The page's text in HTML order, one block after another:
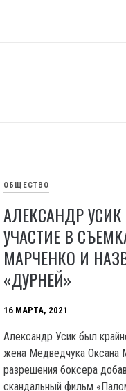
ОБЩЕСТВО
АЛЕКСАНДР
УЧАСТИЕ В
МАРЧЕНКО И
«ДУРНЕЙ»
16 МАРТА, 2021
Александр Усик был
жена Медведчука Оксана
разрешения боксера
скандальный фильм